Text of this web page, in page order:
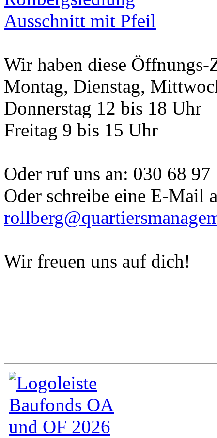
Wir haben diese Öffnungs-
Montag, Dienstag,
Donnerstag 12 bis 18 Uhr
Freitag 9 bis 15 Uhr
Oder ruf uns an: 030 68 97
Oder schreibe eine E-Mail
Wir freuen uns auf dich!